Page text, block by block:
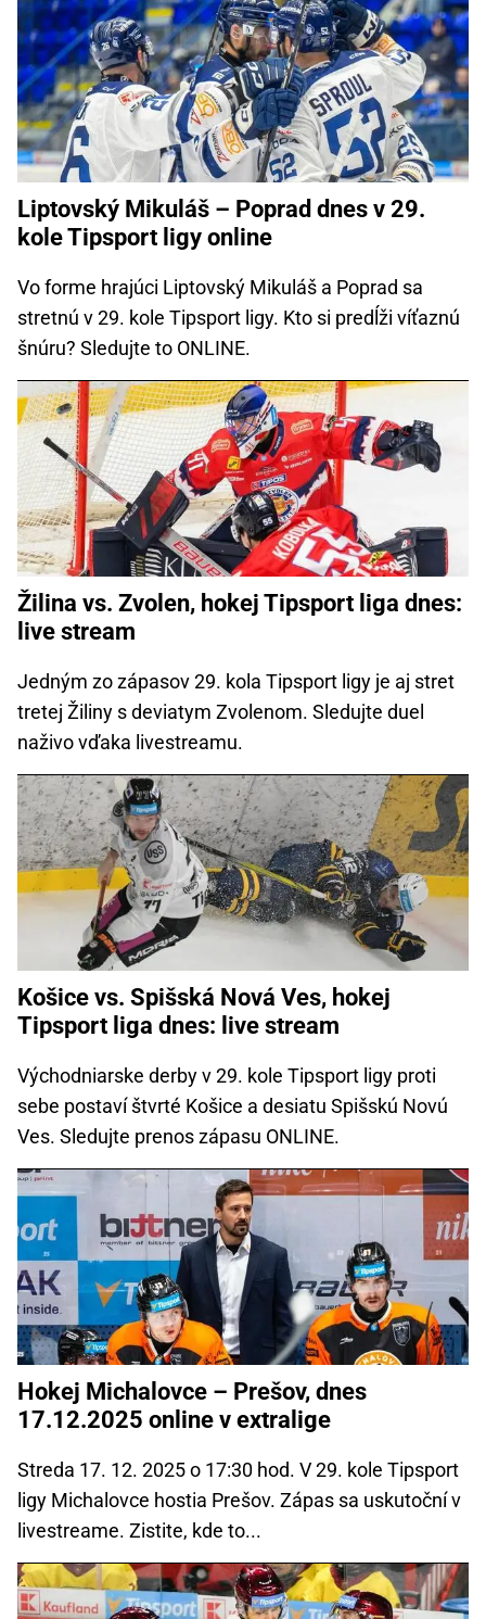
Liptovský Mikuláš – Poprad dnes v 29.
kole Tipsport ligy online
Vo forme hrajúci Liptovský Mikuláš a Poprad sa
stretnú v 29. kole Tipsport ligy. Kto si predĺži víťaznú
šnúru? Sledujte to ONLINE.
Žilina vs. Zvolen, hokej Tipsport liga dnes:
live stream
Jedným zo zápasov 29. kola Tipsport ligy je aj stret
tretej Žiliny s deviatym Zvolenom. Sledujte duel
naživo vďaka livestreamu.
Košice vs. Spišská Nová Ves, hokej
Tipsport liga dnes: live stream
Východniarske derby v 29. kole Tipsport ligy proti
sebe postaví štvrté Košice a desiatu Spišskú Novú
Ves. Sledujte prenos zápasu ONLINE.
Hokej Michalovce – Prešov, dnes
17.12.2025 online v extralige
Streda 17. 12. 2025 o 17:30 hod. V 29. kole Tipsport
ligy Michalovce hostia Prešov. Zápas sa uskutoční v
livestreame. Zistite, kde to...